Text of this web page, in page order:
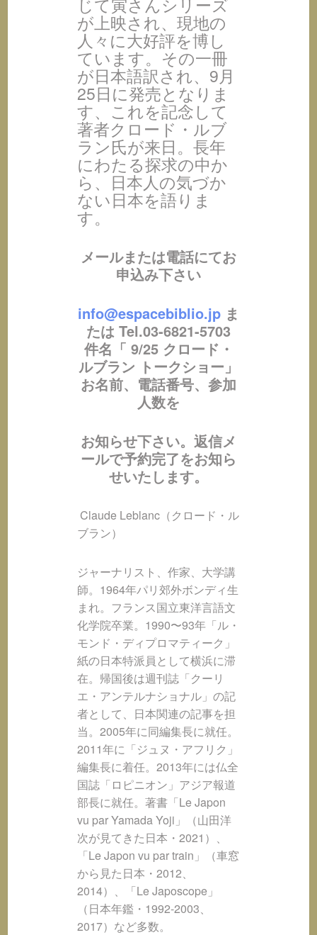
が上映され、現地の
人々に大好評を博し
ています。その一冊
が日本語訳され、9月
25日に発売となりま
す、これを記念して
著者クロード・ルブ
ラン氏が来日。長年
にわたる探求の中か
ら、日本人の気づか
ない日本を語りま
す。
メールまたは電話にてお
申込み下さい
info@espacebiblio.jp ま
たは Tel.03-6821-5703
件名「 9/25 クロード・
ルブラン トークショー」
お名前、電話番号、参加
人数を
お知らせ下さい。返信メ
ールで予約完了をお知ら
せいたします。
Claude Leblanc（クロード・ル
ブラン）
ジャーナリスト、作家、大学講
師。1964年パリ郊外ボンディ生
まれ。フランス国立東洋言語文
化学院卒業。1990〜93年「ル・
モンド・ディプロマティーク」
紙の日本特派員として横浜に滞
在。帰国後は週刊誌「クーリ
エ・アンテルナショナル」の記
者として、日本関連の記事を担
当。2005年に同編集長に就任。
2011年に「ジュヌ・アフリク」
編集長に着任。2013年には仏全
国誌「ロピニオン」アジア報道
部長に就任。著書「Le Japon
vu par Yamada Yoji」（山田洋
次が見てきた日本・2021）、
「Le Japon vu par train」（車窓
から見た日本・2012、
2014）、「Le Japoscope」
（日本年鑑・1992-2003、
2017）など多数。